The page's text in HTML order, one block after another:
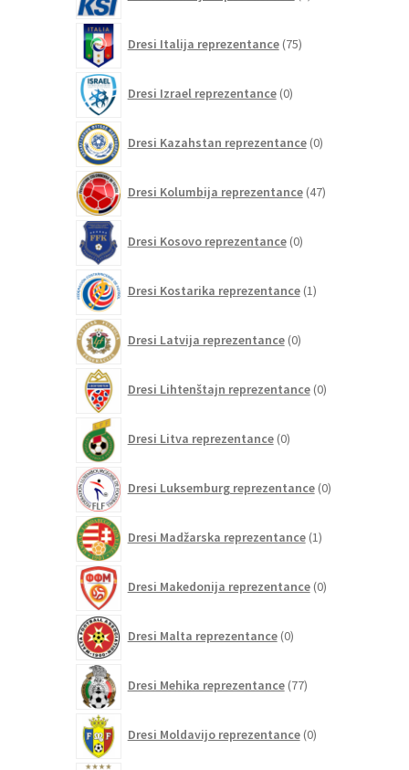
Dresi Italija reprezentance 75izdelkov
Dresi Izrael reprezentance 0izdelkov
Dresi Kazahstan reprezentance 0izdelkov
Dresi Kolumbija reprezentance 47izdelkov
Dresi Kosovo reprezentance 0izdelkov
Dresi Kostarika reprezentance 1izdelek
Dresi Latvija reprezentance 0izdelkov
Dresi Lihtenštajn reprezentance 0izdelkov
Dresi Litva reprezentance 0izdelkov
Dresi Luksemburg reprezentance 0izdelkov
Dresi Madžarska reprezentance 1izdelek
Dresi Makedonija reprezentance 0izdelkov
Dresi Malta reprezentance 0izdelkov
Dresi Mehika reprezentance 77izdelkov
Dresi Moldavijo reprezentance 0izdelkov